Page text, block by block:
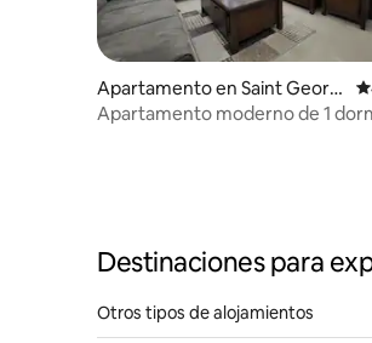
Apartamento en Saint Georg
e's
Apartamento moderno de 1
Destinaciones para
Otros tipos de alojamientos